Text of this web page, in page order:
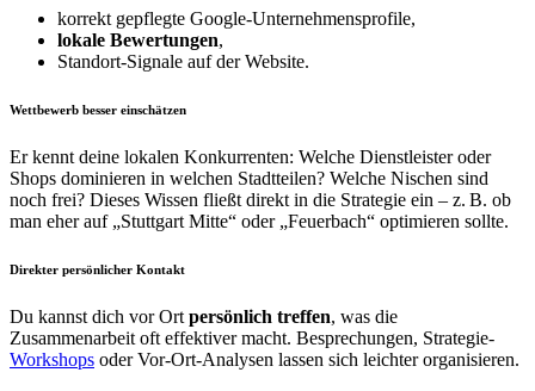
korrekt gepflegte Google-Unternehmensprofile,
lokale Bewertungen,
Standort-Signale auf der Website.
Wettbewerb besser einschätzen
Er kennt deine lokalen Konkurrenten: Welche Dienstleister oder
Shops dominieren in welchen Stadtteilen? Welche Nischen sind
noch frei? Dieses Wissen fließt direkt in die Strategie ein – z. B. ob
man eher auf „Stuttgart Mitte“ oder „Feuerbach“ optimieren sollte.
Direkter persönlicher Kontakt
Du kannst dich vor Ort persönlich treffen, was die
Zusammenarbeit oft effektiver macht. Besprechungen, Strategie-
Workshops oder Vor-Ort-Analysen lassen sich leichter organisieren.